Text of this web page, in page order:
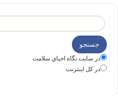
در سايت نگاه احياي سلامت
در كل اينترنت